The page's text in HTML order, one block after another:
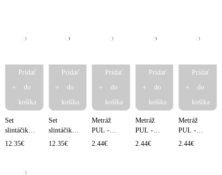
Pridať
do
košíka
Set
slintáčikov
4 ks -
12.35€
Pridať
do
košíka
Set
slintáčikov
4 ks -
12.35€
Pridať
do
košíka
Metráž
PUL -
Chameleóni
2.44€
Pridať
do
košíka
Metráž
PUL -
Autíčko
2.44€
Pridať
do
košíka
Metráž
PUL -
Medvedíky
2.44€